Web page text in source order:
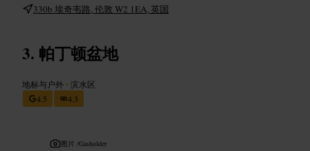
330b 埃奇韦路, 伦敦 W2 1EA, 英国
帕丁顿盆地
地标与户外 •滨水区
4.5
4.3
图片 /Gasholder